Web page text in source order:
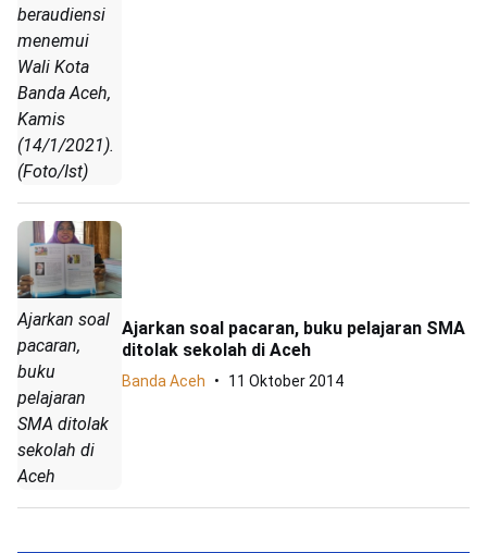
beraudiensi
menemui
Wali Kota
Banda Aceh,
Kamis
(14/1/2021).
(Foto/Ist)
Ajarkan soal
pacaran,
buku
pelajaran
SMA ditolak
sekolah di
Aceh
Ajarkan soal pacaran, buku pelajaran SMA
ditolak sekolah di Aceh
Banda Aceh 11 Oktober 2014